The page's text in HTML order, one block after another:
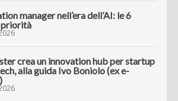
manager nell’era dell’AI: le 6
priorità
crea un innovation hub per startup
alla guida Ivo Boniolo (ex e-